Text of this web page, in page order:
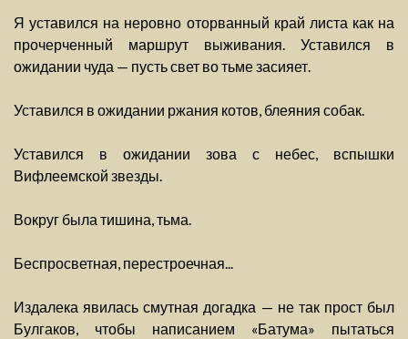
Я уставился на неровно оторванный край листа как на
прочерченный маршрут выживания. Уставился в
ожидании чуда — пусть свет во тьме засияет.
Уставился в ожидании ржания котов, блеяния собак.
Уставился в ожидании зова с небес, вспышки
Вифлеемской звезды.
Вокруг была тишина, тьма.
Беспросветная, перестроечная...
Издалека явилась смутная догадка — не так прост был
Булгаков, чтобы написанием «Батума» пытаться